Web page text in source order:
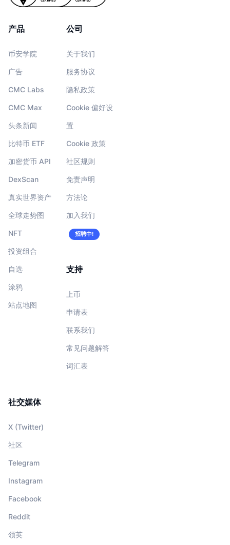
产品
币安学院
广告
CMC Labs
CMC Max
头条新闻
比特币 ETF
加密货币 API
DexScan
真实世界资产
全球走势图
NFT
投资组合
自选
涂鸦
站点地图
公司
关于我们
服务协议
隐私政策
Cookie 偏好设
置
Cookie 政策
社区规则
免责声明
方法论
加入我们
招聘中!
支持
上币
申请表
联系我们
常见问题解答
词汇表
社交媒体
X (Twitter)
社区
Telegram
Instagram
Facebook
Reddit
领英